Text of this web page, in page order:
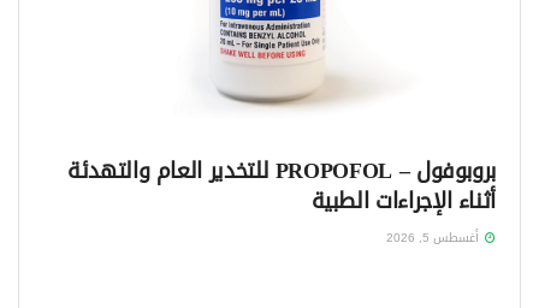
بروبوفول – PROPOFOL للتخدير العام والتهدئة
أثناء الإجراءات الطبية
أغسطس 5, 2026